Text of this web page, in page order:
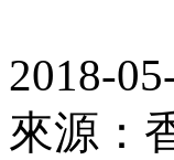
2018-
來源：